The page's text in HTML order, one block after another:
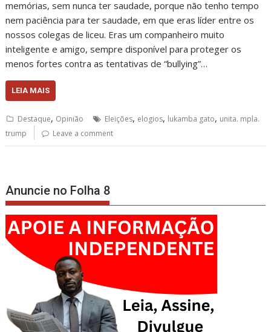
memórias, sem nunca ter saudade, porque não tenho tempo
nem paciência para ter saudade, em que eras líder entre os
nossos colegas de liceu. Eras um companheiro muito
inteligente e amigo, sempre disponível para proteger os
menos fortes contra as tentativas de “bullying”…
LEIA MAIS
Destaque, Opinião Eleições, elogios, lukamba gato, unita. mpla.
trump
Leave a comment
Anuncie no Folha 8